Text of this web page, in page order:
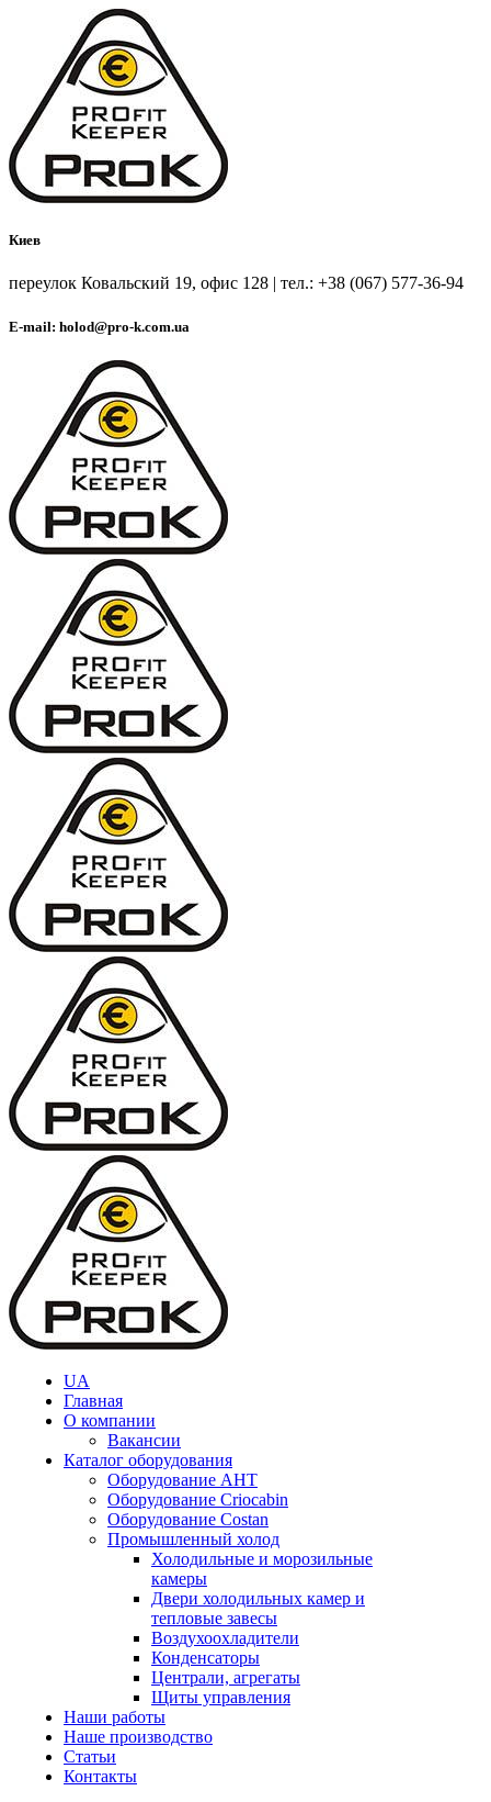
Киев
переулок Ковальский 19, офис 128 | тел.: +38 (067) 577-36-94
E-mail: holod@pro-k.com.ua
UA
Главная
О компании
Вакансии
Каталог оборудования
Оборудование AHT
Оборудование Criocabin
Оборудование Costan
Промышленный холод
Холодильные и морозильные
камеры
Двери холодильных камер и
тепловые завесы
Воздухоохладители
Конденсаторы
Централи, агрегаты
Щиты управления
Наши работы
Наше производство
Статьи
Контакты